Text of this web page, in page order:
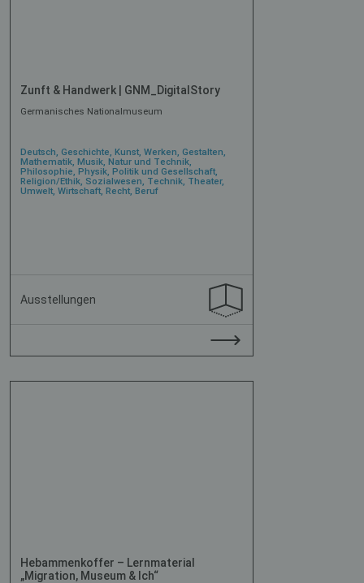
Zunft & Handwerk | GNM_DigitalStory
Germanisches Nationalmuseum
Deutsch, Geschichte, Kunst, Werken, Gestalten,
Mathematik, Musik, Natur und Technik,
Philosophie, Physik, Politik und Gesellschaft,
Religion/Ethik, Sozialwesen, Technik, Theater,
Umwelt, Wirtschaft, Recht, Beruf
Ausstellungen
Hebammenkoffer – Lernmaterial
„Migration, Museum & Ich“